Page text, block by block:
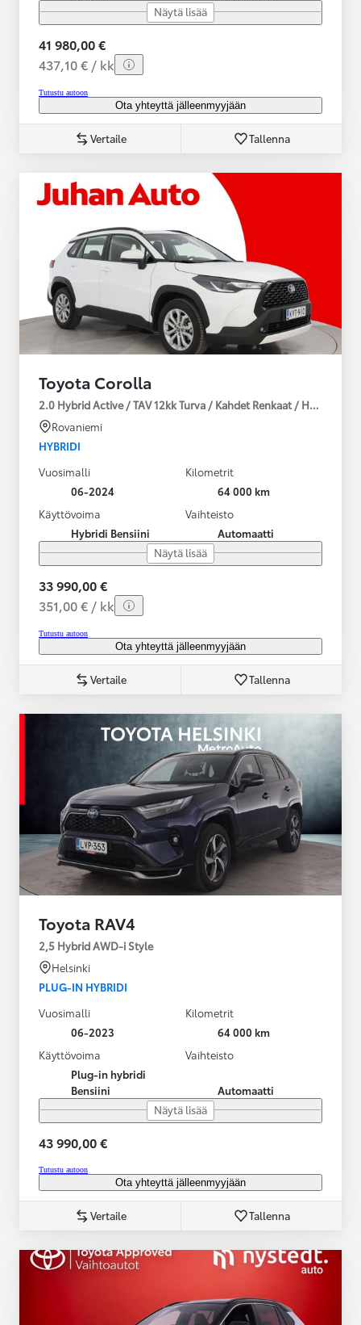
Näytä lisää
41 980,00 €
437,10 € / kk
Tutustu autoon
Ota yhteyttä jälleenmyyjään
Vertaile Tallenna
Toyota Corolla
2.0 Hybrid Active / TAV 12kk Turva / Kahdet Renkaat /
Rovaniemi
HYBRIDI
Vuosimalli
06-2024
Kilometrit
64 000 km
Käyttövoima
Hybridi Bensiini
Vaihteisto
Automaatti
Näytä lisää
33 990,00 €
351,00 € / kk
Tutustu autoon
Ota yhteyttä jälleenmyyjään
Vertaile Tallenna
Toyota RAV4
2,5 Hybrid AWD-i Style
Helsinki
PLUG-IN HYBRIDI
Vuosimalli
06-2023
Kilometrit
64 000 km
Käyttövoima
Plug-in hybridi
Bensiini
Vaihteisto
Automaatti
Näytä lisää
43 990,00 €
Tutustu autoon
Ota yhteyttä jälleenmyyjään
Vertaile Tallenna